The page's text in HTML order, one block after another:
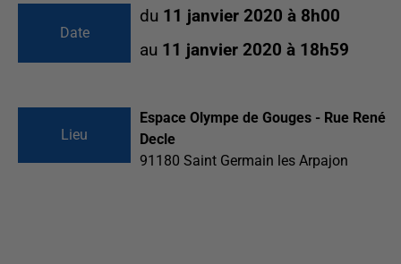
Date
du 11 janvier 2020 à 8h00
au 11 janvier 2020 à 18h59
Lieu
Espace Olympe de Gouges - Rue René
Decle
91180 Saint Germain les Arpajon